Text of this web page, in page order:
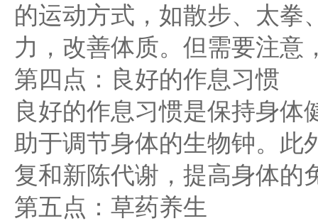
的运动方式，如散步、太拳
力，改善体质。但需要注意
第四点：良好的作息习惯
良好的作息习惯是保持身体
助于调节身体的生物钟。此
复和新陈代谢，提高身体的
第五点：草药养生